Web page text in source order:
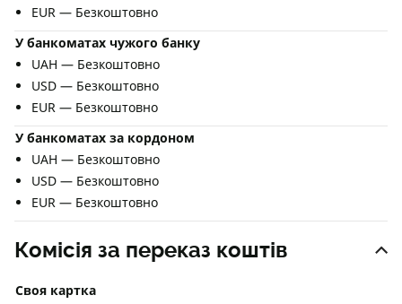
EUR — Безкоштовно
У банкоматах чужого банку
UAH — Безкоштовно
USD — Безкоштовно
EUR — Безкоштовно
У банкоматах за кордоном
UAH — Безкоштовно
USD — Безкоштовно
EUR — Безкоштовно
Комісія за переказ коштів
Своя картка